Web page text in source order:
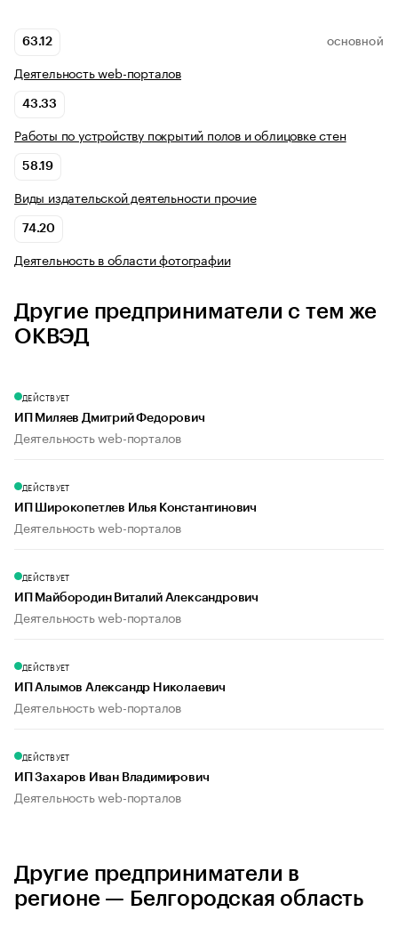
63.12 ОСНОВНОЙ
Деятельность web-порталов
43.33
Работы по устройству покрытий полов и облицовке стен
58.19
Виды издательской деятельности прочие
74.20
Деятельность в области фотографии
Другие предприниматели с тем же
ОКВЭД
ДЕЙСТВУЕТ
ИП Миляев Дмитрий Федорович
Деятельность web-порталов
ДЕЙСТВУЕТ
ИП Широкопетлев Илья Константинович
Деятельность web-порталов
ДЕЙСТВУЕТ
ИП Майбородин Виталий Александрович
Деятельность web-порталов
ДЕЙСТВУЕТ
ИП Алымов Александр Николаевич
Деятельность web-порталов
ДЕЙСТВУЕТ
ИП Захаров Иван Владимирович
Деятельность web-порталов
Другие предприниматели в
регионе — Белгородская область